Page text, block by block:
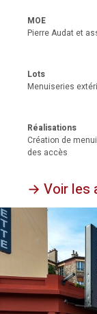
MOE
Pierre Audat et
Lots
Menuiseries
Réalisations
Création de
des accès
→ Voir les